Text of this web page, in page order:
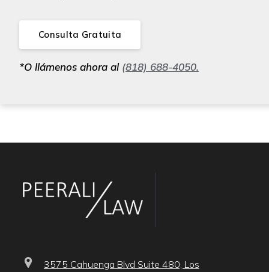
Consulta Gratuita
*O llámenos ahora al (818) 688-4050.
3575 Cahuenga Blvd Suite 480, Los